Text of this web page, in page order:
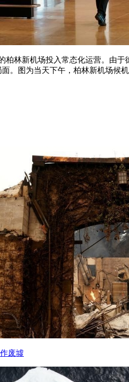
柏林新机场投入常态化运营。由
。图为当天下午，柏林新机场候
废墟